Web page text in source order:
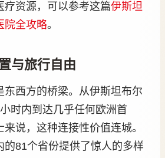
疗资源，可以参考这篇伊斯坦
院全攻略。
与旅行自由
东西方的桥梁。从伊斯坦布尔
时内到达几乎任何欧洲首
说，这种连接性价值连城。
的81个省份提供了惊人的多样